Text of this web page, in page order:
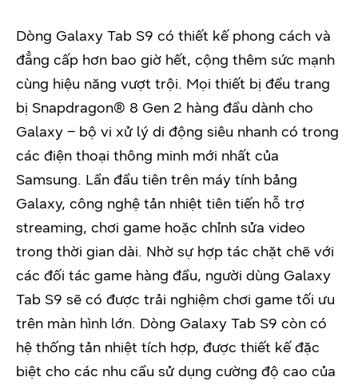
Dòng Galaxy Tab S9 có thiết kế phong cách và
đẳng cấp hơn bao giờ hết, cộng thêm sức mạnh
cùng hiệu năng vượt trội. Mọi thiết bị đều trang
bị Snapdragon® 8 Gen 2 hàng đầu dành cho
Galaxy – bộ vi xử lý di động siêu nhanh có trong
các điện thoại thông minh mới nhất của
Samsung. Lần đầu tiên trên máy tính bảng
Galaxy, công nghệ tản nhiệt tiên tiến hỗ trợ
streaming, chơi game hoặc chỉnh sửa video
trong thời gian dài. Nhờ sự hợp tác chặt chẽ với
các đối tác game hàng đầu, người dùng Galaxy
Tab S9 sẽ có được trải nghiệm chơi game tối ưu
trên màn hình lớn. Dòng Galaxy Tab S9 còn có
hệ thống tản nhiệt tích hợp, được thiết kế đặc
biệt cho các nhu cầu sử dụng cường độ cao của